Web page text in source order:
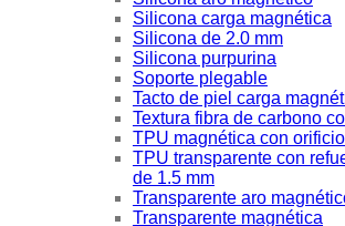
Silicona carga magnética
Silicona de 2.0 mm
Silicona purpurina
Soporte plegable
Tacto de piel carga
Textura fibra de carbono
TPU magnética con
TPU transparente con
de 1.5 mm
Transparente aro
Transparente magnética